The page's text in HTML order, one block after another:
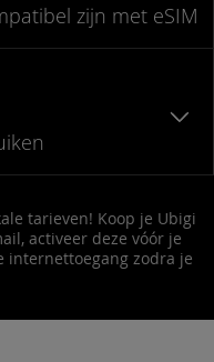
zijn met eSIM
tarieven! Koop je Ubigi
activeer deze vóór je
internettoegang zodra je